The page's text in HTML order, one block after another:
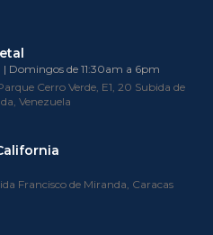
Domingos de 11:30am a 6pm
Cerro Verde, E1, 20 Subida de
Venezuela
Francisco de Miranda, Caracas